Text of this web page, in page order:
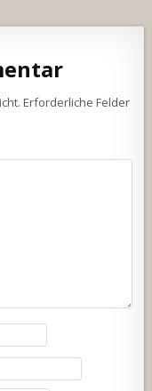
Erforderliche Felder